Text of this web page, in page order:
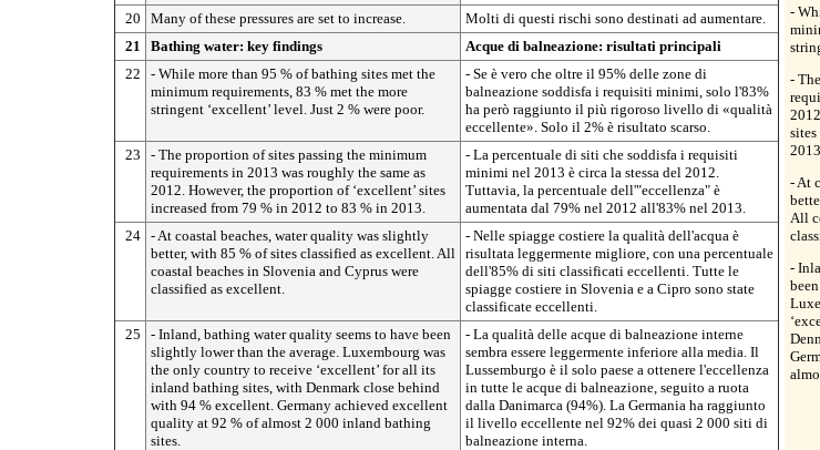
20
Many of these pressures are set to increase.
Molti di questi rischi sono destinati ad aumentare.
21
Bathing water: key findings
Acque di balneazione: risultati principali
22
- While more than 95 % of bathing sites met the
minimum requirements, 83 % met the more
stringent ‘excellent’ level. Just 2 % were poor.
- Se è vero che oltre il 95% delle zone di
balneazione soddisfa i requisiti minimi, solo l'83%
ha però raggiunto il più rigoroso livello di «qualità
eccellente». Solo il 2% è risultato scarso.
23
- The proportion of sites passing the minimum
requirements in 2013 was roughly the same as
2012. However, the proportion of ‘excellent’ sites
increased from 79 % in 2012 to 83 % in 2013.
- La percentuale di siti che soddisfa i requisiti
minimi nel 2013 è circa la stessa del 2012.
Tuttavia, la percentuale dell'"eccellenza" è
aumentata dal 79% nel 2012 all'83% nel 2013.
24
- At coastal beaches, water quality was slightly
better, with 85 % of sites classified as excellent. All
coastal beaches in Slovenia and Cyprus were
classified as excellent.
- Nelle spiagge costiere la qualità dell'acqua è
risultata leggermente migliore, con una percentuale
dell'85% di siti classificati eccellenti. Tutte le
spiagge costiere in Slovenia e a Cipro sono state
classificate eccellenti.
25
- Inland, bathing water quality seems to have been
slightly lower than the average. Luxembourg was
the only country to receive ‘excellent’ for all its
inland bathing sites, with Denmark close behind
with 94 % excellent. Germany achieved excellent
quality at 92 % of almost 2 000 inland bathing
sites.
- La qualità delle acque di balneazione interne
sembra essere leggermente inferiore alla media. Il
Lussemburgo è il solo paese a ottenere l'eccellenza
in tutte le acque di balneazione, seguito a ruota
dalla Danimarca (94%). La Germania ha raggiunto
il livello eccellente nel 92% dei quasi 2 000 siti di
balneazione interna.
-
-
- At
All
-